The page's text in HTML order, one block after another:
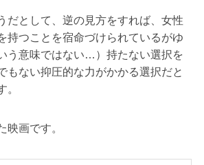
だとして、逆の見方をすれば、女性
持つことを宿命づけられているがゆ
う意味ではない…）持たない選択を
もない抑圧的な力がかかる選択だと
。
映画です。